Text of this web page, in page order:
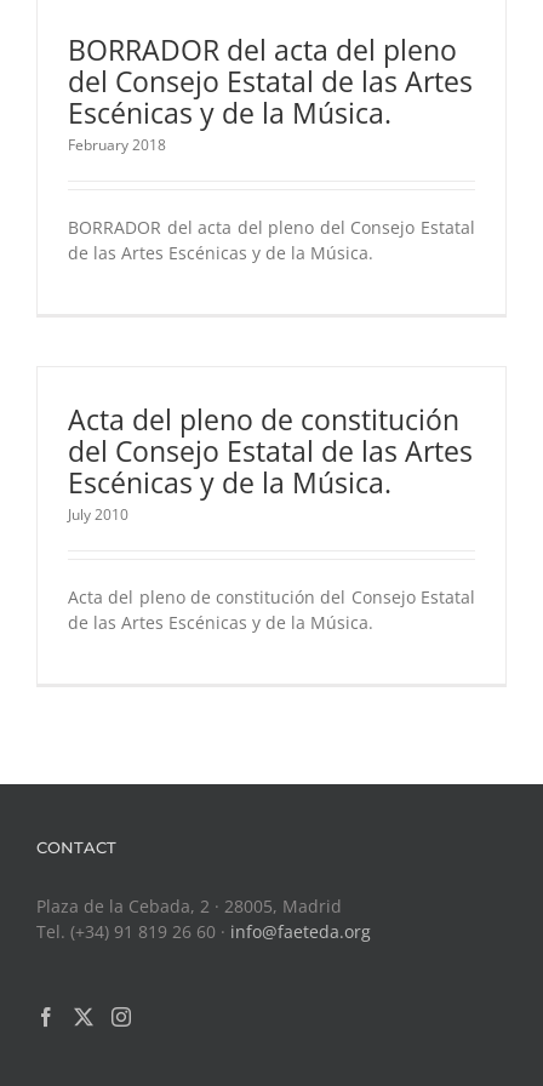
BORRADOR del acta del pleno
del Consejo Estatal de las Artes
Escénicas y de la Música.
February 2018
BORRADOR del acta del pleno del Consejo Estatal
de las Artes Escénicas y de la Música.
Acta del pleno de constitución
del Consejo Estatal de las Artes
Escénicas y de la Música.
July 2010
Acta del pleno de constitución del Consejo Estatal
de las Artes Escénicas y de la Música.
CONTACT
Plaza de la Cebada, 2 · 28005, Madrid
Tel. (+34) 91 819 26 60 · info@faeteda.org